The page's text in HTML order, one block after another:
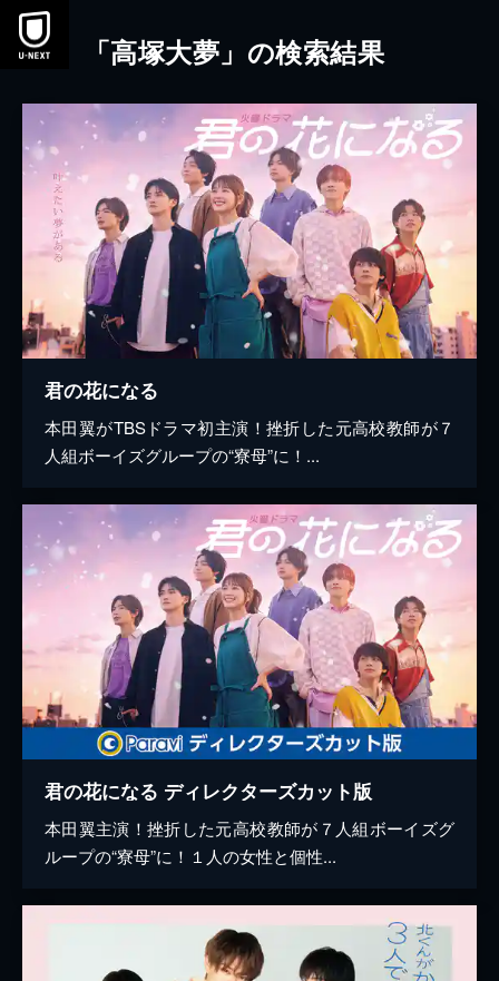
本文へスキップ
「高塚大夢」の検索結果
君の花になる
本田翼がTBSドラマ初主演！挫折した元高校教師が７
人組ボーイズグループの“寮母”に！...
君の花になる ディレクターズカット版
本田翼主演！挫折した元高校教師が７人組ボーイズグ
ループの“寮母”に！１人の女性と個性...